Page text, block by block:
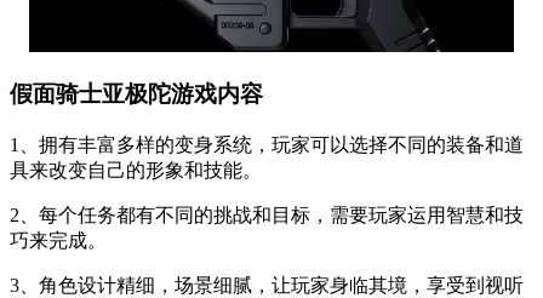
假面骑士亚极陀游戏内容
1、拥有丰富多样的变身系统，玩家可以选择不同的装备和道
具来改变自己的形象和技能。
2、每个任务都有不同的挑战和目标，需要玩家运用智慧和技
巧来完成。
3、角色设计精细，场景细腻，让玩家身临其境，享受到视听